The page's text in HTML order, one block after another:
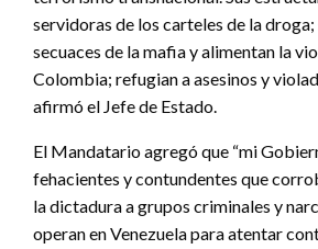
servidoras de los carteles de la droga;
secuaces de la mafia y alimentan la
Colombia; refugian a asesinos y
afirmó el Jefe de Estado.
El Mandatario agregó que “mi
fehacientes y contundentes que
la dictadura a grupos criminales y
operan en Venezuela para atentar